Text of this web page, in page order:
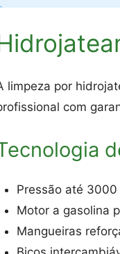
limpeza por
com
Pressão até 3000
Motor a gasolina
Mangueiras